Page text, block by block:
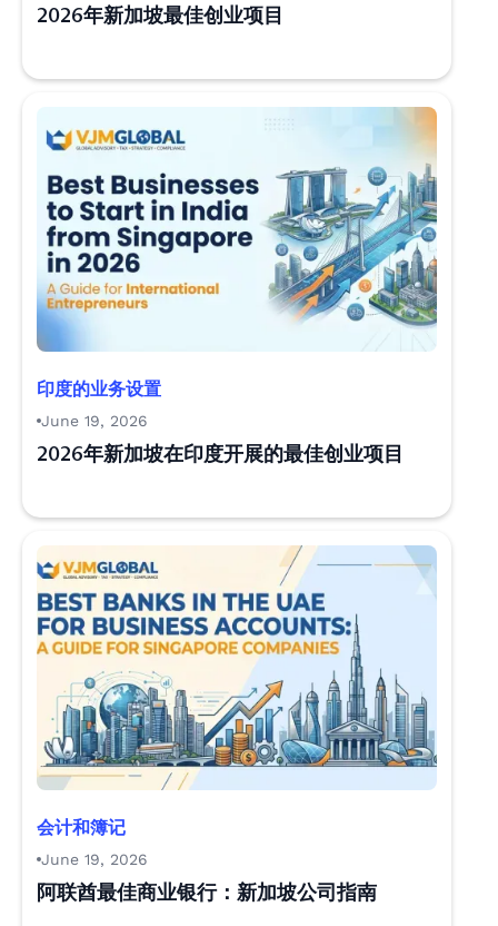
2026年新加坡最佳创业项目
印度的业务设置
June 19, 2026
2026年新加坡在印度开展的最佳创业项目
会计和簿记
June 19, 2026
阿联酋最佳商业银行：新加坡公司指南